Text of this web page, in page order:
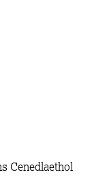
Cenedlaethol